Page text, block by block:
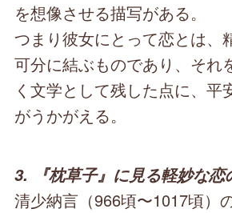
を想像させる描写がある。
つまり彼女にとって恋とは、
可分に結ぶものであり、それ
く文学として残した点に、平
がうかがえる。
3. 『枕草子』に見る軽妙な恋
清少納言（966頃〜1017頃）